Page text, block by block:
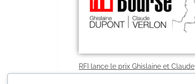
RFI lance le prix Ghislaine et Claude